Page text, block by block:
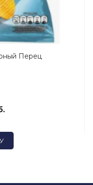
Перец